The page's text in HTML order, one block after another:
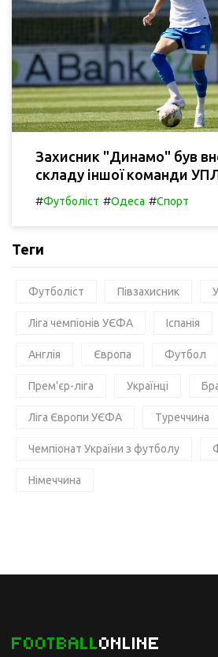
Захисник "Динамо" був
складу іншої команди
#Футболіст #Одеса #Спорт
Теги
Футболіст Півзахисник
Ліга чемпіонів УЄФА Іспанія
Англія Європа Футбол
Прем'єр-ліга Українці
Ліга Європи УЄФА Туреччина
Чемпіонат України з футболу
Німеччина
FOOTBALLONLINE